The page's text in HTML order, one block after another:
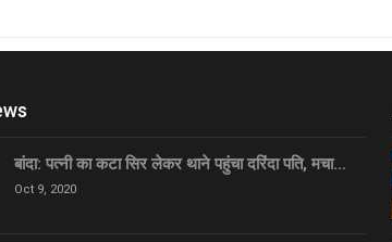
बांदा: पत्नी का कटा सिर लेकर थाने पहुंचा दरिंदा पति, मचा…
Oct 9, 2020